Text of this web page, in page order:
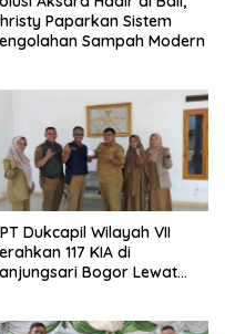
Paparkan Sistem
Sampah Modern
Dukcapil Wilayah VII
117 KIA di
Bogor Lewat